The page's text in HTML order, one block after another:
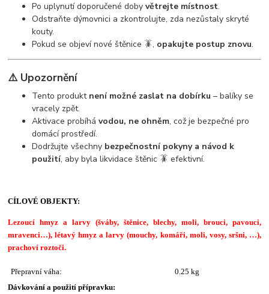
Po uplynutí doporučené dobyvětrejte místnost.
Odstraňte dýmovnici a zkontrolujte, zda nezůstaly skryté
kouty.
Pokud se objeví nové štěnice 🪳, opakujte postup znovu.
⚠️ Upozornění
Tento produkt není možné zaslat na dobírku – balíky se
vracely zpět.
Aktivace probíhávodou, ne ohněm, což je bezpečné pro
domácí prostředí.
Dodržujte všechny bezpečnostní pokyny a návod k
použití, aby byla likvidace štěnic 🪳 efektivní.
CÍLOVÉ OBJEKTY:
Lezoucí hmyz a larvy (šváby, štěnice, blechy, moli, brouci, pavouci,
mravenci…), létavý hmyz a larvy (mouchy, komáři, moli, vosy, sršni, …),
prachoví roztoči.
Přepravní váha:
0.25 kg
Dávkování a použití přípravku: